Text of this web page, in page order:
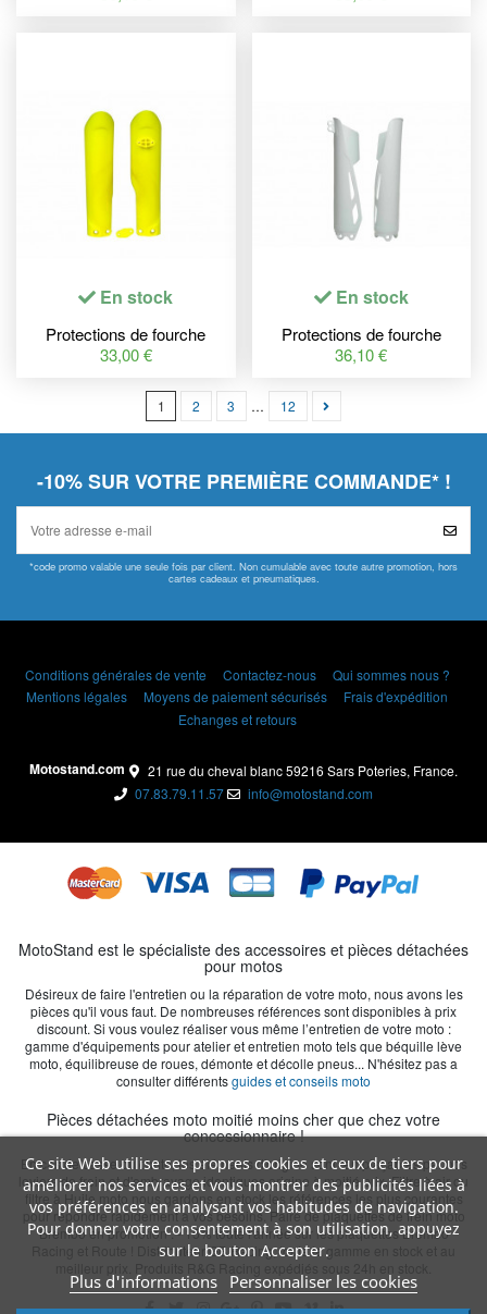
En stock
Protections de fourche
RACETECH jaune
33,00 €
En stock
Protections de fourche
RACETECH blanc Honda
36,10 €
1 2 3 … 12
-10% SUR VOTRE PREMIÈRE COMMANDE* !
*code promo valable une seule fois par client. Non cumulable avec toute autre promotion, hors
cartes cadeaux et pneumatiques.
Conditions générales de vente Contactez-nous
Qui sommes nous ?
Mentions légales
Moyens de paiement sécurisés
Frais d'expédition
Echanges et retours
Motostand.com
21 rue du cheval blanc 59216 Sars Poteries, France.
07.83.79.11.57
info@motostand.com
Ce site Web utilise ses propres cookies et ceux de tiers pour
améliorer nos services et vous montrer des publicités liées à
vos préférences en analysant vos habitudes de navigation.
Pour donner votre consentement à son utilisation, appuyez
sur le bouton Accepter.
Plus d'informations Personnaliser les cookies
MotoStand est le spécialiste des accessoires et pièces détachées
pour motos
Désireux de faire l'entretien ou la réparation de votre moto, nous avons les
pièces qu'il vous faut. De nombreuses références sont disponibles à prix
discount. Si vous voulez réaliser vous même l’entretien de votre moto :
gamme d'équipements pour atelier et entretien moto tels que béquille lève
moto, équilibreuse de roues, démonte et décolle pneus... N'hésitez pas a
consulter différentsguides et conseils moto
Pièces détachées moto moitié moins cher que chez votre
concessionnaire !
En cas de casse ou chute, les éléments d'origine sont remplaçables par nos
leviers de frein et d'embrayage identiques origine à moitié prix. Filtre à air ou
filtre à Huile moto nous gardons en stock les références les plus courantes
pour répondre rapidement à vos besoins. Paire de plaquettes de frein moto
Brembo en promotion : - 15% toute l'année sur les plaquettes Brembo
Racing et Route ! Distributeur GB Racing, toute la gamme en stock et au